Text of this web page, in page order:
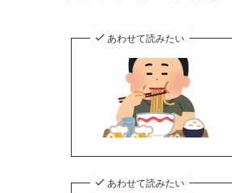
あわせて読みたい
あわせて読みたい